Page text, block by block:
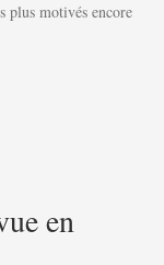
plus motivés encore
en